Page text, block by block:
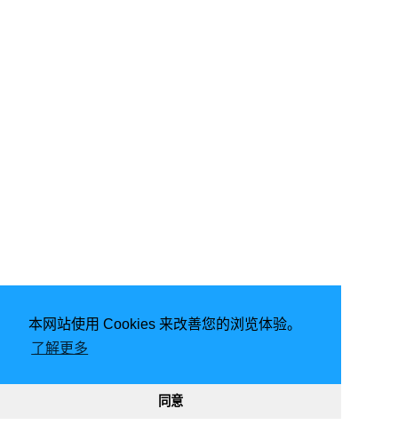
本网站使用 Cookies 来改善您的浏览体验。
了解更多
同意
2020 - 2025
8478